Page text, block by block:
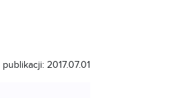
publikacji: 2017.07.01